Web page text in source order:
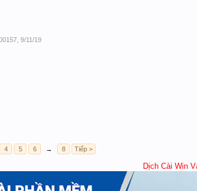
9/11/19
4 5 6 → 8 Tiếp >
Dịch Cài Win